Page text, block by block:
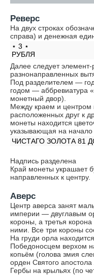
Реверс
На двух строках
справа) и денежная
⋆ 3 ⋆
РУБЛЯ
Далее следует
разнонаправленных
Под разделителем —
годом — аббревиатура
монетный двор).
Между краем и центром
расположенных друг к
монеты находится
указывающая на начало
ЧИСТАГО ЗОЛОТА 81
Надпись разделена
Край монеты украшает
направленных к центру.
Аверс
Центр аверса занят
империи — двуглавым
короны, а третья
ними. Все три короны
На груди орла
Победоносцем верхом
копьём (голова змия
орден Святого
Гербы на крыльях (по